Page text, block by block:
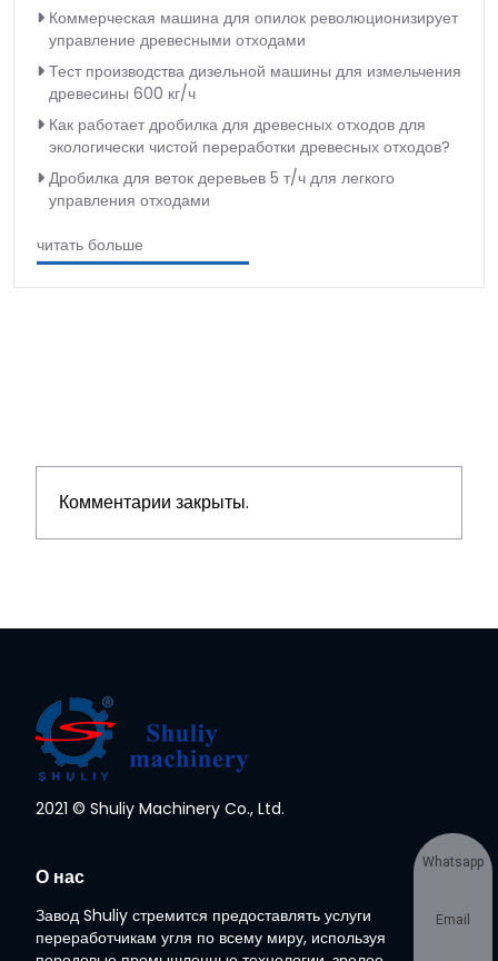
Коммерческая машина для опилок революционизирует
управление древесными отходами
Тест производства дизельной машины для измельчения
древесины 600 кг/ч
Как работает дробилка для древесных отходов для
экологически чистой переработки древесных отходов?
Дробилка для веток деревьев 5 т/ч для легкого
управления отходами
читать больше
Комментарии закрыты.
2021 © Shuliy Machinery Co., Ltd.
О нас
Завод Shuliy стремится предоставлять услуги
переработчикам угля по всему миру, используя
Whatsapp
Email